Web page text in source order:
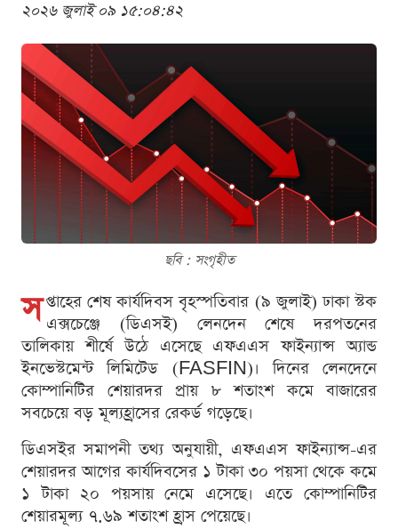
২০২৬ জুলাই ০৯ ১৫:০৪:৪২
ছবি : সংগৃহীত
স প্তাহের শেষ কার্যদিবস বৃহস্পতিবার (৯ জুলাই) ঢাকা স্টক
এক্সচেঞ্জে (ডিএসই) লেনদেন শেষে দরপতনের
তালিকায় শীর্ষে উঠে এসেছে এফএএস ফাইন্যান্স অ্যান্ড
ইনভেস্টমেন্ট লিমিটেড (FASFIN)। দিনের লেনদেনে
কোম্পানিটির শেয়ারদর প্রায় ৮ শতাংশ কমে বাজারের
সবচেয়ে বড় মূল্যহ্রাসের রেকর্ড গড়েছে।
ডিএসইর সমাপনী তথ্য অনুযায়ী, এফএএস ফাইন্যান্স-এর
শেয়ারদর আগের কার্যদিবসের ১ টাকা ৩০ পয়সা থেকে কমে
১ টাকা ২০ পয়সায় নেমে এসেছে। এতে কোম্পানিটির
শেয়ারমূল্য ৭.৬৯ শতাংশ হ্রাস পেয়েছে।